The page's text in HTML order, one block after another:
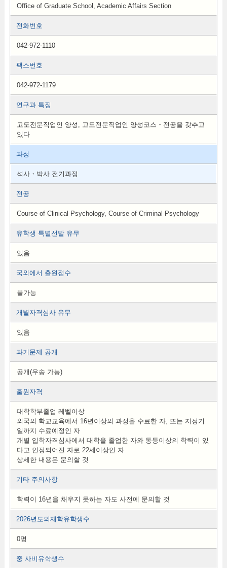
Office of Graduate School, Academic Affairs Section
전화번호
042-972-1110
팩스번호
042-972-1179
연구과 특징
고도전문직업인 양성, 고도전문직업인 양성코스・전공을 갖추고
있다
과정
석사・박사 전기과정
전공
Course of Clinical Psychology, Course of Criminal Psychology
유학생 특별선발 유무
있음
국외에서 출원접수
불가능
개별자격심사 유무
있음
과거문제 공개
공개(우송 가능)
출원자격
대학학부졸업 레벨이상
외국의 학교교육에서 16년이상의 과정을 수료한 자, 또는 지정기
일까지 수료예정인 자
개별 입학자격심사에서 대학을 졸업한 자와 동등이상의 학력이 있
다고 인정되어진 자로 22세이상인 자
상세한 내용은 문의할 것
기타 주의사항
학력이 16년을 채우지 못하는 자도 사전에 문의할 것
2026년도의재학유학생수
0명
중 사비유학생수